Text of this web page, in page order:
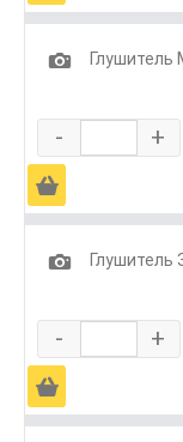
1
Глушитель
- +
Ä
1
Глушитель
- +
Ä